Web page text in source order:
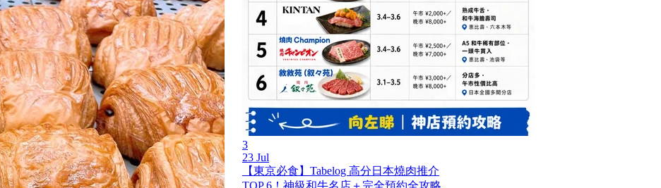
3
23 Jul
【東京必食】Tabelog 高分日本燒肉推介
TOP 6！神級和牛名店＋完全預約全攻略